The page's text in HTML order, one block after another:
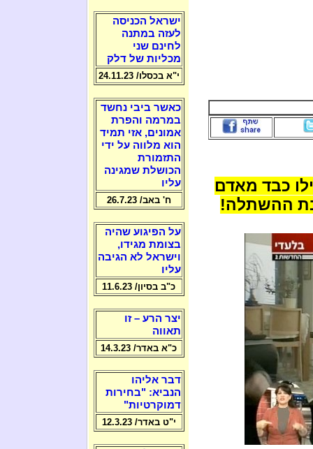
כבד מאדם
ההשתלה!
ישראל הכניסה
לעזה במתנה
לחינם שני
מכליות של דלק
י"א בכסלו/ 24.11.23
כאשר ביבי נחשד
במרמה והפרת
אמונים, אזי תמיד
הוא מלווה על ידי
התזמורת
הכושלת שמגינה
עליו
ח' באב/ 26.7.23
על הפיגוע שהיה
בצומת מגידו,
וישראל לא הגיבה
עליו
כ"ב בסיון/ 11.6.23
יצר הרע – זו
תאווה
כ"א באדר/ 14.3.23
דבר אליהו
הנביא: "בחירות
דמוקרטיות"
י"ט באדר/ 12.3.23